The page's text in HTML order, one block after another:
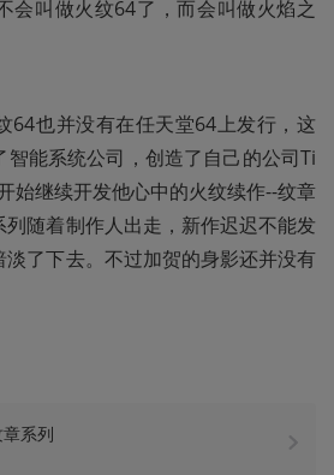
会叫做火纹64了，而会叫做火焰之
64也并没有在任天堂64上发行，这
能系统公司，创造了自己的公司Ti
始继续开发他心中的火纹续作--纹章
随着制作人出走，新作迟迟不能发
了下去。不过加贺的身影还并没有
系列